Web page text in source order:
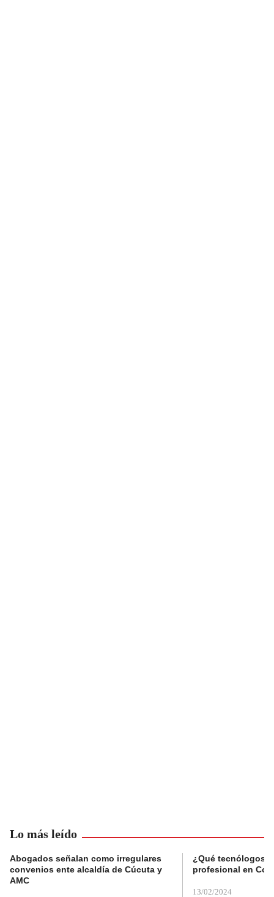
Lo más leído
Abogados señalan como irregulares
convenios ente alcaldía de Cúcuta y
AMC
¿Qué tecnólogos
profesional en
13/02/2024